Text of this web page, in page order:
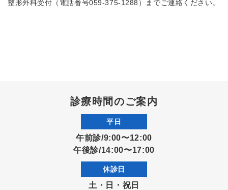
整形外科受付（電話番号059-375-1288）までご連絡ください。
診療時間のご案内
平日
午前診/9:00〜12:00
午後診/14:00〜17:00
休診日
土・日・祝日